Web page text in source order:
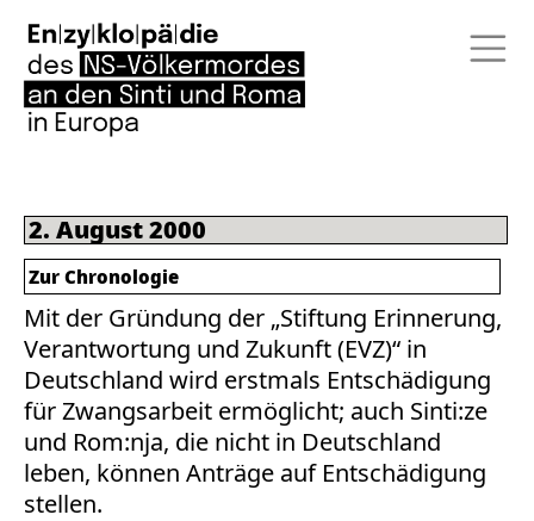
2. August 2000
Mit der Gründung der „Stiftung Erinnerung,
Verantwortung und Zukunft (EVZ)“ in
Deutschland wird erstmals Entschädigung
für Zwangsarbeit ermöglicht; auch Sinti:ze
und Rom:nja, die nicht in Deutschland
leben, können Anträge auf Entschädigung
stellen.
Zur Chronologie